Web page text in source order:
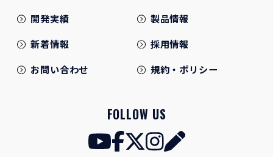
開発実績 製品情報
新着情報 採用情報
お問い合わせ 規約・ポリシー
FOLLOW US